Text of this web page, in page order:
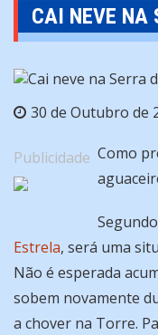
CAI NEVE NA
30 de Outubro de
Publicidade Como
Estrela, será uma
Não é esperada
sobem novamente
a chover na Torre.